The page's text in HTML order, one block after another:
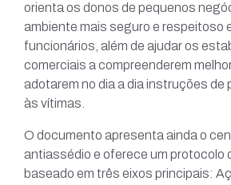
orienta os donos de pequenos
ambiente mais seguro e respeitoso
funcionários, além de ajudar os
comerciais a compreenderem
adotarem no dia a dia instruções de
às vítimas.
O documento apresenta ainda o
antiassédio e oferece um protocolo
baseado em três eixos principais: